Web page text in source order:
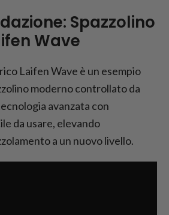
Spazzolino
Wave
Laifen Wave è un esempio
moderno controllato da
avanzata con
da usare, elevando
a un nuovo livello.